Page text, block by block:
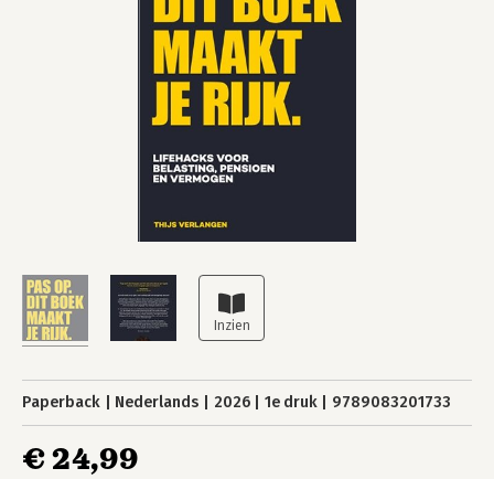
Paperback Nederlands 2026 1e druk 9789083201733
€ 24,99